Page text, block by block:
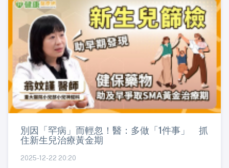
別因「罕病」而輕忽！醫：多做「1件事」 抓
住新生兒治療黃金期
2025-12-22 20:20